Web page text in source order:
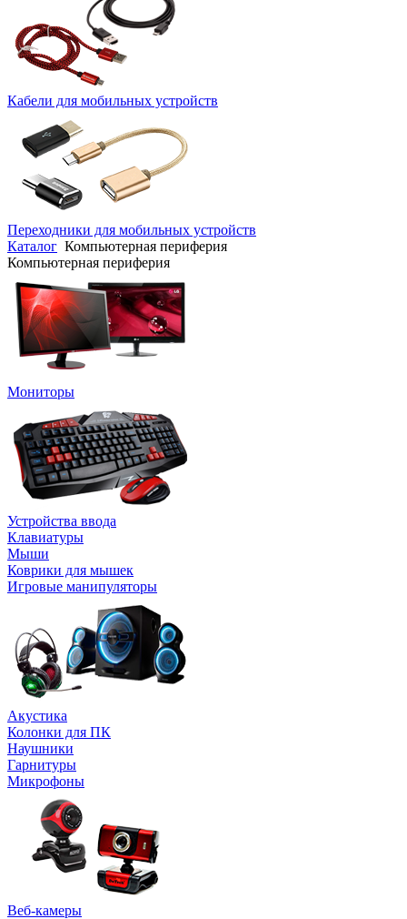
Кабели для мобильных устройств
Переходники для мобильных устройств
Каталог Компьютерная периферия
Компьютерная периферия
Мониторы
Устройства ввода
Клавиатуры
Мыши
Коврики для мышек
Игровые манипуляторы
Акустика
Колонки для ПК
Наушники
Гарнитуры
Микрофоны
Веб-камеры